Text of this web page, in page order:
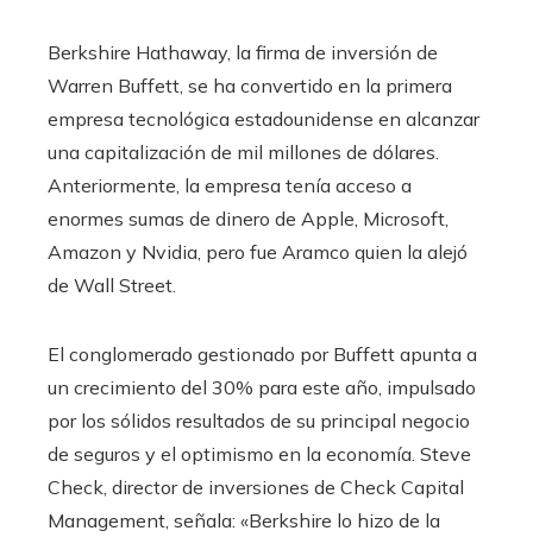
Berkshire Hathaway, la firma de inversión de
Warren Buffett, se ha convertido en la primera
empresa tecnológica estadounidense en alcanzar
una capitalización de mil millones de dólares.
Anteriormente, la empresa tenía acceso a
enormes sumas de dinero de Apple, Microsoft,
Amazon y Nvidia, pero fue Aramco quien la alejó
de Wall Street.
El conglomerado gestionado por Buffett apunta a
un crecimiento del 30% para este año, impulsado
por los sólidos resultados de su principal negocio
de seguros y el optimismo en la economía. Steve
Check, director de inversiones de Check Capital
Management, señala: «Berkshire lo hizo de la